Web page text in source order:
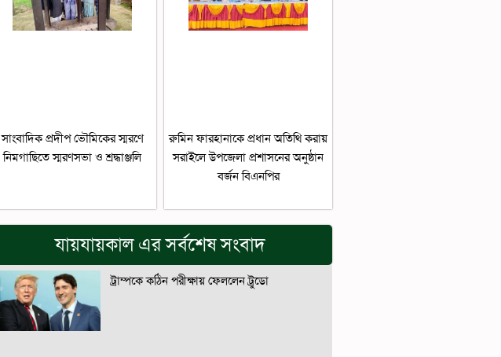
সাংবাদিক প্রদীপ ভৌমিকের স্মরণে
নিমগাছিতে স্মরণসভা ও শ্রদ্ধাঞ্জলি
রুমিন ফারহানাকে প্রধান অতিথি করায়
সরাইলে উপজেলা প্রশাসনের অনুষ্ঠান
বর্জন বিএনপির
যায়যায়কাল এর সর্বশেষ সংবাদ
ট্রাম্পকে কঠিন পরীক্ষায় ফেললেন ট্রুডো